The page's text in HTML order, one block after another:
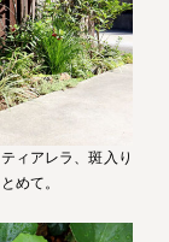
ィアレラ、斑入り
めて。